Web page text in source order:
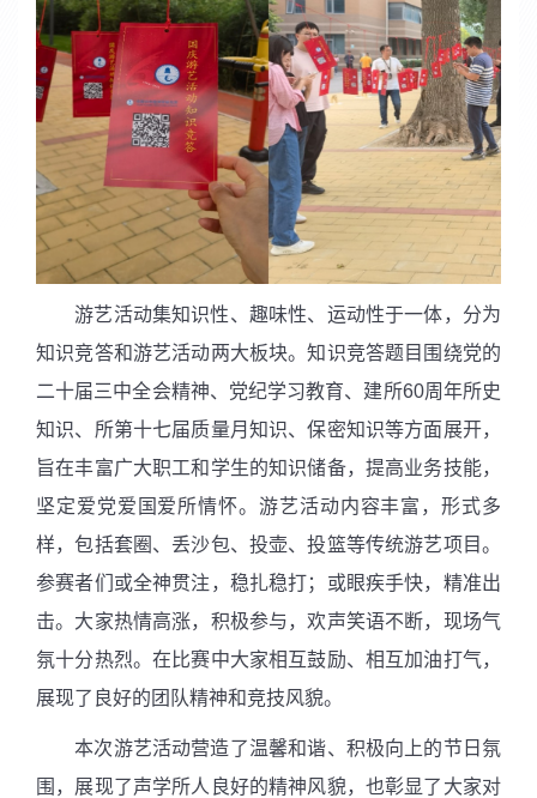
游艺活动集知识性、趣味性、运动性于一体，分为
知识竞答和游艺活动两大板块。知识竞答题目围绕党的
二十届三中全会精神、党纪学习教育、建所60周年所史
知识、所第十七届质量月知识、保密知识等方面展开，
旨在丰富广大职工和学生的知识储备，提高业务技能，
坚定爱党爱国爱所情怀。游艺活动内容丰富，形式多
样，包括套圈、丢沙包、投壶、投篮等传统游艺项目。
参赛者们或全神贯注，稳扎稳打；或眼疾手快，精准出
击。大家热情高涨，积极参与，欢声笑语不断，现场气
氛十分热烈。在比赛中大家相互鼓励、相互加油打气，
展现了良好的团队精神和竞技风貌。
本次游艺活动营造了温馨和谐、积极向上的节日氛
围，展现了声学所人良好的精神风貌，也彰显了大家对